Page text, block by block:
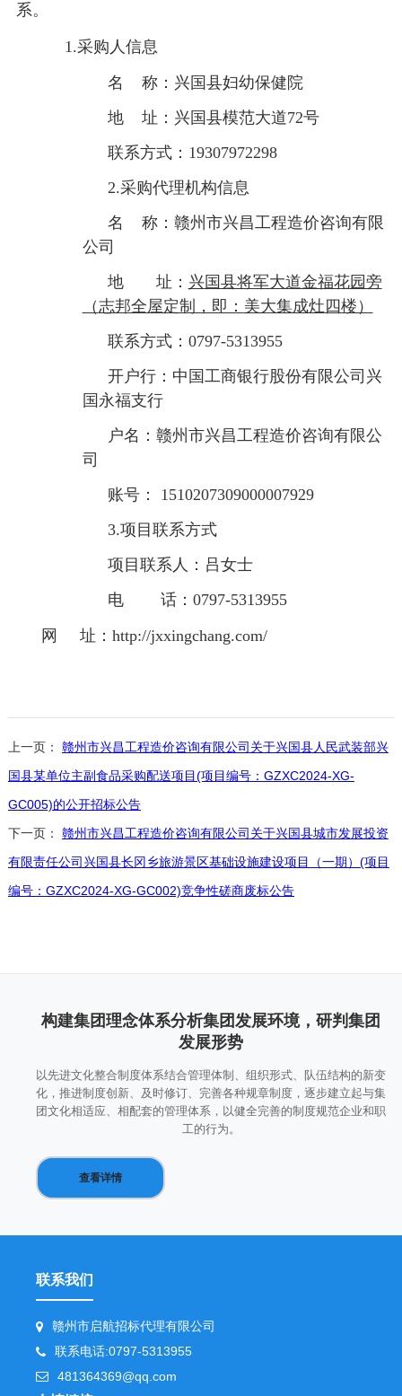
系。
1.采购人信息
名
称：兴国县妇幼保健院
地
址 ：兴国县模范大道72号
联系方式： 19307972298
2.采购代理机构信息
名
称：赣州市兴昌工程造价咨询有限
公司
地 址： 兴国县将军大道金福花园旁
（志邦全屋定制，即： 美大集成灶 四楼）
联系方式： 0797-5313955
开户行：中国工商银行股份有限公司兴
国永福支行
户名：赣州市兴昌工程造价咨询有限公
司
账号：
1510207309000007929
3.项目联系方式
项目联系人：吕女士
电
话： 0797-5313955
网
址： http://jxxingchang.com/
上一页： 赣州市兴昌工程造价咨询有限公司关于兴国县人民武装部兴
国县某单位主副食品采购配送项目(项目编号：GZXC2024-XG-
GC005)的公开招标公告
下一页： 赣州市兴昌工程造价咨询有限公司关于兴国县城市发展投资
有限责任公司兴国县长冈乡旅游景区基础设施建设项目（一期）(项目
编号：GZXC2024-XG-GC002)竞争性磋商废标公告
构建集团理念体系分析集团发展环境，研判集团
发展形势
以先进文化整合制度体系结合管理体制、组织形式、队伍结构的新变
化，推进制度创新、及时修订、完善各种规章制度，逐步建立起与集
团文化相适应、相配套的管理体系，以健全完善的制度规范企业和职
工的行为。
查看详情
联系我们
赣州市启航招标代理有限公司
联系电话:0797-5313955
481364369@qq.com